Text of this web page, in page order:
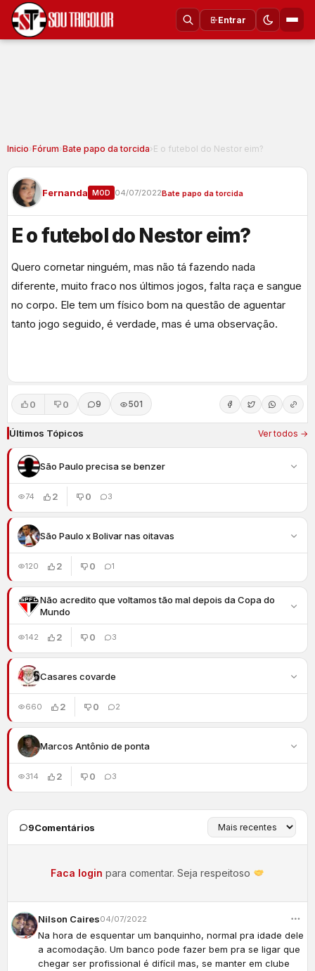
Entrar
Inicio›Fórum›Bate papo da torcida›E o futebol do Nestor eim?
Fernanda MOD 04/07/2022Bate papo da torcida
E o futebol do Nestor eim?
Quero cornetar ninguém, mas não tá fazendo nada
diferente, muito fraco nos últimos jogos, falta raça e sangue
no corpo. Ele tem um físico bom na questão de aguentar
tanto jogo seguido, é verdade, mas é uma observação.
0 0 9 501
Últimos Tópicos Ver todos →
São Paulo precisa se benzer
74 2 0 3
São Paulo x Bolivar nas oitavas
120 2 0 1
Não acredito que voltamos tão mal depois da Copa do
Mundo
142 2 0 3
Casares covarde
660 2 0 2
Marcos Antônio de ponta
314 2 0 3
9Comentários
Faca login para comentar. Seja respeitoso
Nilson Caires04/07/2022
Na hora de esquentar um banquinho, normal pra idade dele
a acomodação. Um banco pode fazer bem pra se ligar que
chegar ser profissional é difícil mas, se manter em clube